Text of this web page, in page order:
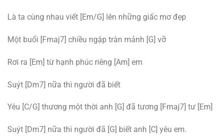
Là ta cùng nhau viết [Em/G] lên những giấc mơ đẹp
Một buổi [Fmaj7] chiều ngập tràn mảnh [G] vỡ
Rơi ra [Em] từ hạnh phúc riêng [Am] em
Suýt [Dm7] nữa thì người đã biết
Yêu [C/G] thương một thời anh [G] đã tương [Fmaj7] tư [Em]
Suýt [Dm7] nữa thì người đã [G] biết anh [C] yêu em.